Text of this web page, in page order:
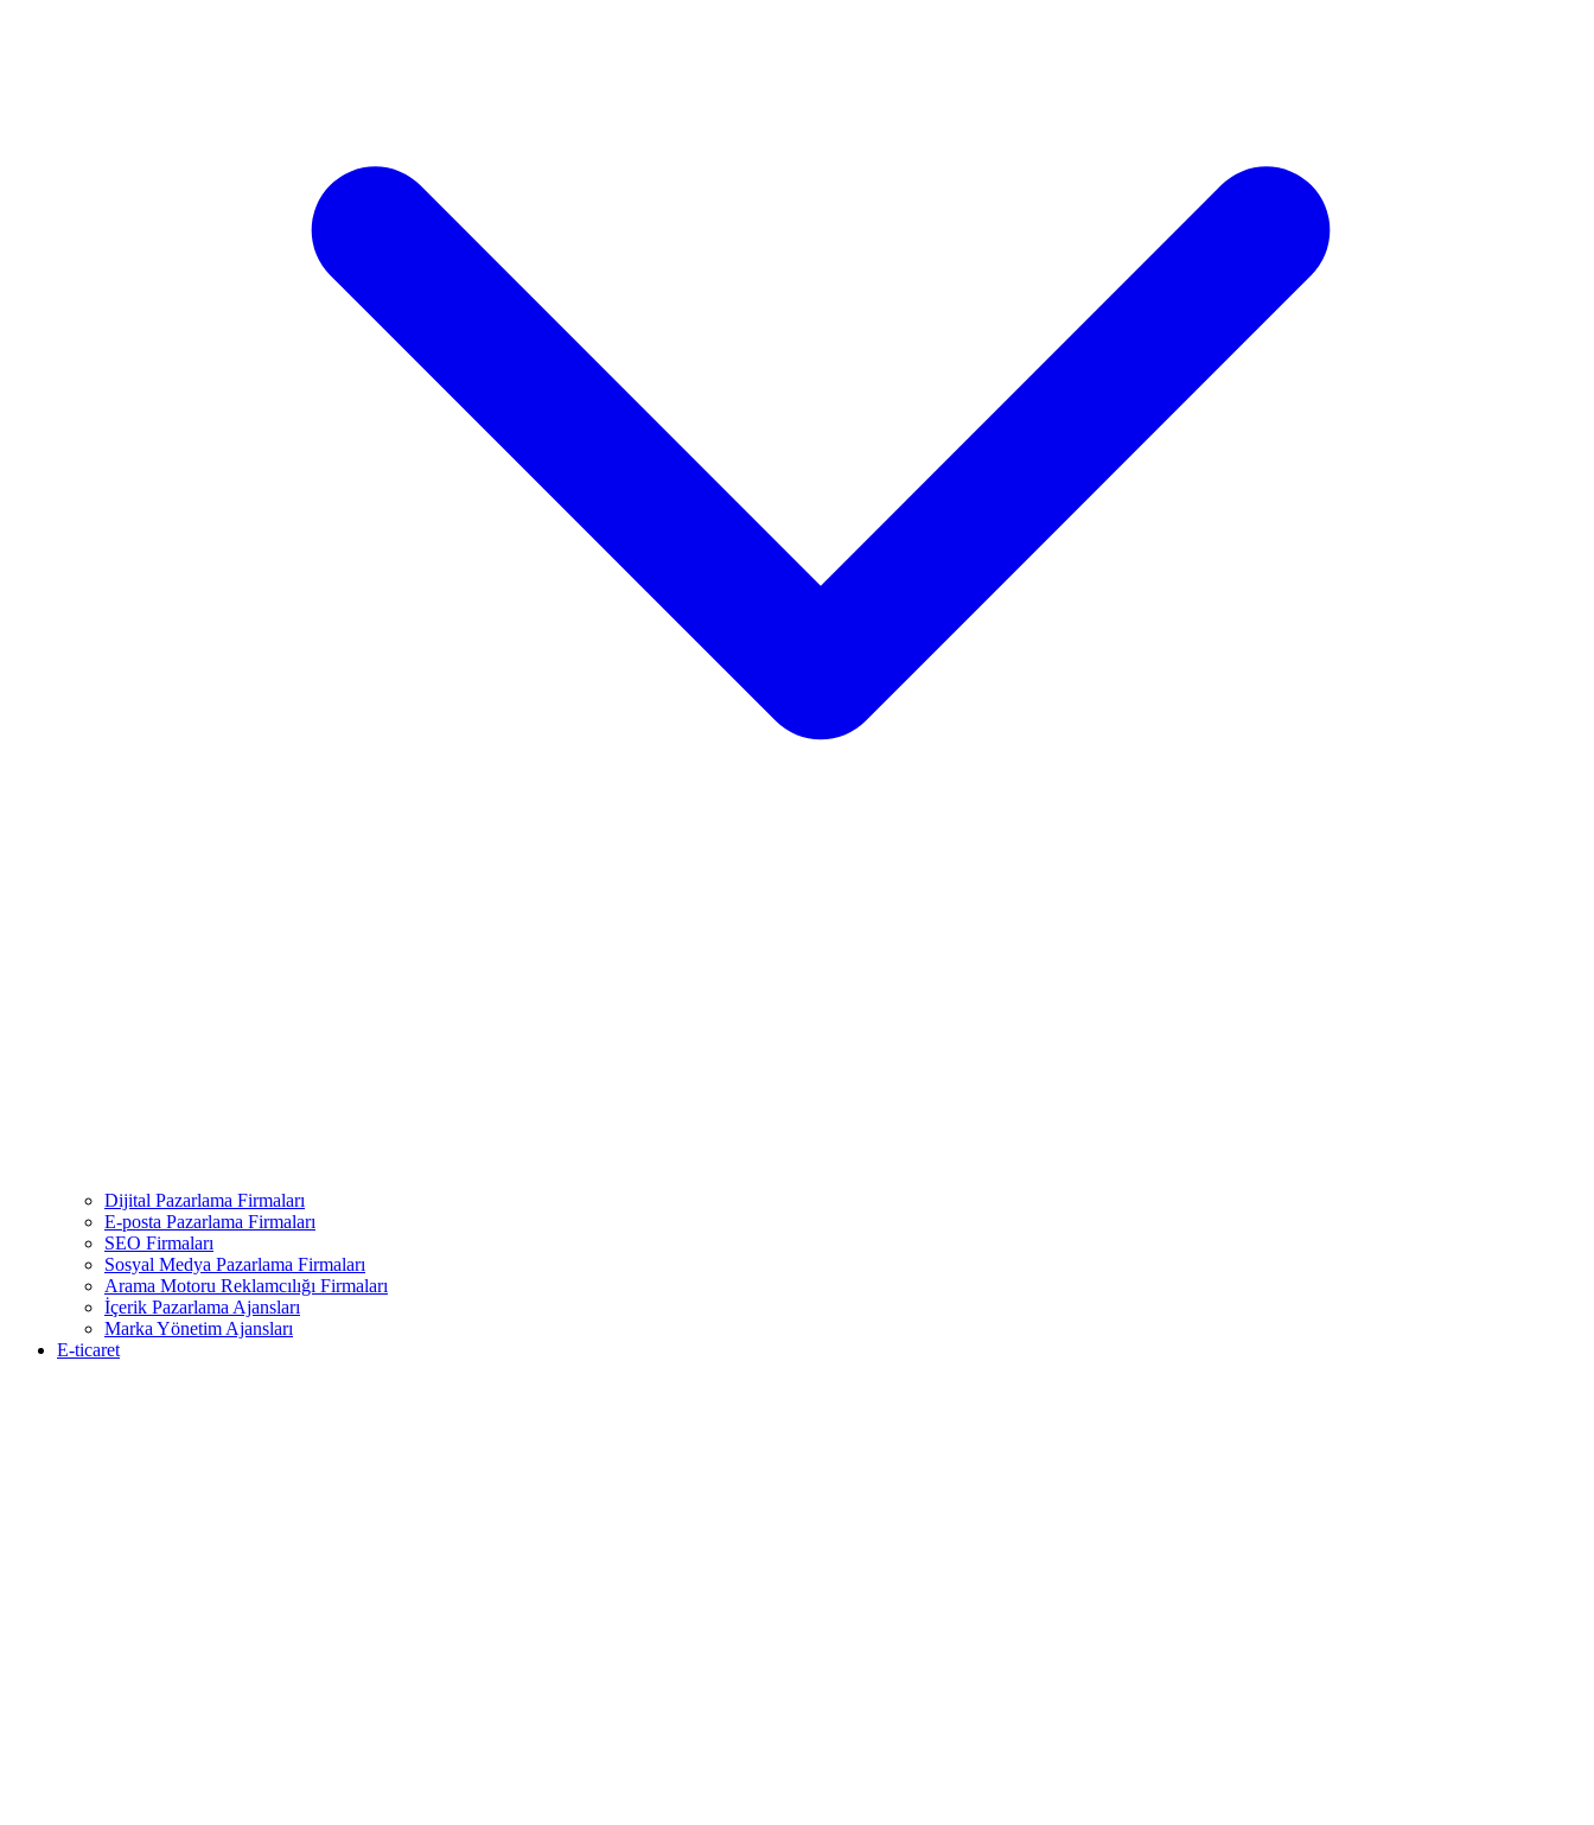
Dijital Pazarlama Firmaları
E-posta Pazarlama Firmaları
SEO Firmaları
Sosyal Medya Pazarlama Firmaları
Arama Motoru Reklamcılığı Firmaları
İçerik Pazarlama Ajansları
Marka Yönetim Ajansları
E-ticaret